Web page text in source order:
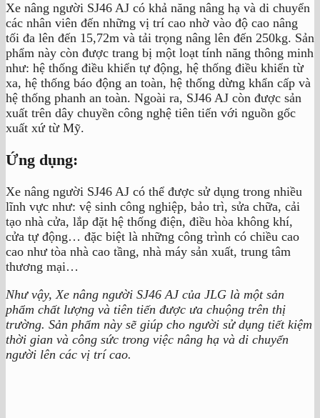
Xe nâng người SJ46 AJ có khả năng nâng hạ và di chuyển
các nhân viên đến những vị trí cao nhờ vào độ cao nâng
tối đa lên đến 15,72m và tải trọng nâng lên đến 250kg. Sản
phẩm này còn được trang bị một loạt tính năng thông minh
như: hệ thống điều khiển tự động, hệ thống điều khiển từ
xa, hệ thống báo động an toàn, hệ thống dừng khẩn cấp và
hệ thống phanh an toàn. Ngoài ra, SJ46 AJ còn được sản
xuất trên dây chuyền công nghệ tiên tiến với nguồn gốc
xuất xứ từ Mỹ.
Ứng dụng:
Xe nâng người SJ46 AJ có thể được sử dụng trong nhiều
lĩnh vực như: vệ sinh công nghiệp, bảo trì, sửa chữa, cải
tạo nhà cửa, lắp đặt hệ thống điện, điều hòa không khí,
cửa tự động… đặc biệt là những công trình có chiều cao
cao như tòa nhà cao tầng, nhà máy sản xuất, trung tâm
thương mại…
Như vậy, Xe nâng người SJ46 AJ của JLG là một sản
phẩm chất lượng và tiên tiến được ưa chuộng trên thị
trường. Sản phẩm này sẽ giúp cho người sử dụng tiết kiệm
thời gian và công sức trong việc nâng hạ và di chuyển
người lên các vị trí cao.